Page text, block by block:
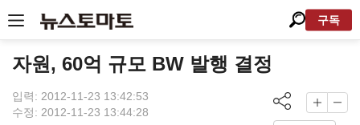
구독
자원, 60억 규모 BW 발행 결정
입력: 2012-11-23 13:42:53
수정: 2012-11-23 13:44:28